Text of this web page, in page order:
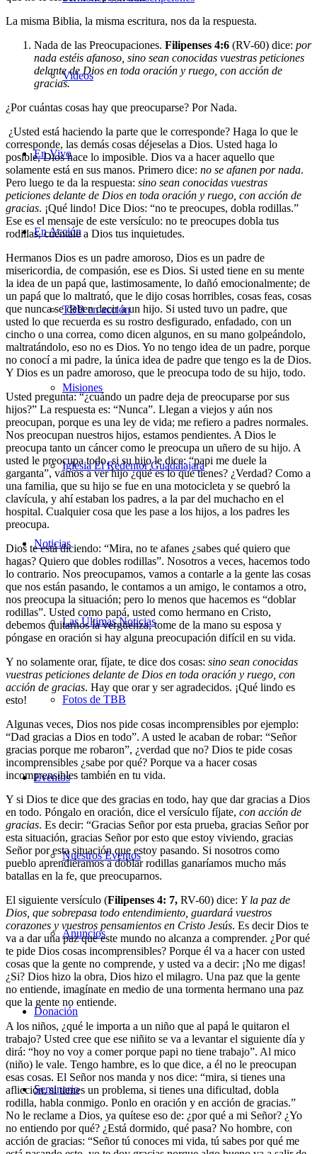
Videos
En Vivo
En Acción
TBB en acción
Misiones
Iglesia El Redentor Guadalajara
Noticias
Las Últimas Noticias
Fotos de TBB
Eventos
Nuestros Eventos
Anuncios
Donación
Seminario
La misma Biblia, la misma escritura, nos da la respuesta.
Nada de las Preocupaciones. Filipenses 4:6 (RV-60) dice: por
nada estéis afanoso, sino sean conocidas vuestras peticiones
delante de Dios en toda oración y ruego, con acción de
gracias.
¿Por cuántas cosas hay que preocuparse? Por Nada.
¿Usted está haciendo la parte que le corresponde? Haga lo que le
corresponde, las demás cosas déjeselas a Dios. Usted haga lo
posible, Dios hace lo imposible. Dios va a hacer aquello que
solamente está en sus manos. Primero dice: no se afanen por nada.
Pero luego te da la respuesta: sino sean conocidas vuestras
peticiones delante de Dios en toda oración y ruego, con acción de
gracias. ¡Qué lindo! Dice Dios: “no te preocupes, dobla rodillas.”
Ese es el mensaje de este versículo: no te preocupes dobla tus
rodillas, cuéntale a Dios tus inquietudes.
Hermanos Dios es un padre amoroso, Dios es un padre de
misericordia, de compasión, ese es Dios. Si usted tiene en su mente
la idea de un papá que, lastimosamente, lo dañó emocionalmente; de
un papá que lo maltrató, que le dijo cosas horribles, cosas feas, cosas
que nunca se deben decir a un hijo. Si usted tuvo un padre, que
usted lo que recuerda es su rostro desfigurado, enfadado, con un
cincho o una correa, como dicen algunos, en su mano golpeándolo,
maltratándolo, eso no es Dios. Yo no tengo idea de un padre, porque
no conocí a mi padre, la única idea de padre que tengo es la de Dios.
Y Dios es un padre amoroso, que le preocupa todo de su hijo, todo.
Usted pregunta: “¿cuándo un padre deja de preocuparse por sus
hijos?” La respuesta es: “Nunca”. Llegan a viejos y aún nos
preocupan, porque es una ley de vida; me refiero a padres normales.
Nos preocupan nuestros hijos, estamos pendientes. A Dios le
preocupa tanto un cáncer como le preocupa un uñero de su hijo. A
usted le preocupa todo, si su hijo le dice: “papi me duele la
garganta”, vamos a ver hijo ¿qué es lo que tienes? ¿Verdad? Como a
una familia, que su hijo se fue en una motocicleta y se quebró la
clavícula, y ahí estaban los padres, a la par del muchacho en el
hospital. Cualquier cosa que les pase a los hijos, a los padres les
preocupa.
Dios te está diciendo: “Mira, no te afanes ¿sabes qué quiero que
hagas? Quiero que dobles rodillas”. Nosotros a veces, hacemos todo
lo contrario. Nos preocupamos, vamos a contarle a la gente las cosas
que nos están pasando, le contamos a un amigo, le contamos a otro,
nos preocupa la situación; pero lo menos que hacemos es “doblar
rodillas”. Usted como papá, usted como hermano en Cristo,
debemos quitarnos la vergüenza, tome de la mano su esposa y
póngase en oración si hay alguna preocupación difícil en su vida.
Y no solamente orar, fíjate, te dice dos cosas: sino sean conocidas
vuestras peticiones delante de Dios en toda oración y ruego, con
acción de gracias. Hay que orar y ser agradecidos. ¡Qué lindo es
esto!
Algunas veces, Dios nos pide cosas incomprensibles por ejemplo:
“Dad gracias a Dios en todo”. A usted le acaban de robar: “Señor
gracias porque me robaron”, ¿verdad que no? Dios te pide cosas
incomprensibles ¿sabe por qué? Porque va a hacer cosas
incomprensibles también en tu vida.
Y si Dios te dice que des gracias en todo, hay que dar gracias a Dios
en todo. Póngalo en oración, dice el versículo fíjate, con acción de
gracias. Es decir: “Gracias Señor por esta prueba, gracias Señor por
esta situación, gracias Señor por esto que estoy viviendo, gracias
Señor por esta situación que estoy pasando. Si nosotros como
pueblo aprendiéramos a doblar rodillas ganaríamos mucho más
batallas en la fe, que preocuparnos.
El siguiente versículo (Filipenses 4: 7, RV-60) dice: Y la paz de
Dios, que sobrepasa todo entendimiento, guardará vuestros
corazones y vuestros pensamientos en Cristo Jesús. Es decir Dios te
va a dar una paz que este mundo no alcanza a comprender. ¿Por qué
te pide Dios cosas incomprensibles? Porque él va a hacer con usted
cosas que la gente no comprende, y usted va a decir: ¡No me digas!
¿Si? Dios hizo la obra, Dios hizo el milagro. Una paz que la gente
no entiende, imagínate en medio de una tormenta hermano una paz
que la gente no entiende.
A los niños, ¿qué le importa a un niño que al papá le quitaron el
trabajo? Usted cree que ese niñito se va a levantar el siguiente día y
dirá: “hoy no voy a comer porque papi no tiene trabajo”. Al mico
(niño) le vale. Tengo hambre, es lo que dice, a él no le preocupan
esas cosas. El Señor nos manda y nos dice: “mira, si tienes una
aflicción, si tienes un problema, si tienes una dificultad, dobla
rodilla, habla conmigo. Ponlo en oración y en acción de gracias.”
No le reclame a Dios, ya quítese eso de: ¿por qué a mi Señor? ¿Yo
no entiendo por qué? ¿Está dormido, qué pasa? No hombre, con
acción de gracias: “Señor tú conoces mi vida, tú sabes por qué me